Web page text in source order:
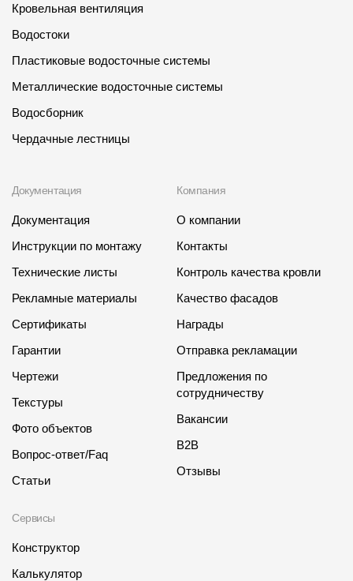
Кровельная вентиляция
Водостоки
Пластиковые водосточные системы
Металлические водосточные системы
Водосборник
Чердачные лестницы
Документация
Документация
Инструкции по монтажу
Технические листы
Рекламные материалы
Сертификаты
Гарантии
Чертежи
Текстуры
Фото объектов
Вопрос-ответ/Faq
Статьи
Сервисы
Конструктор
Калькулятор
Компания
О компании
Контакты
Контроль качества кровли
Качество фасадов
Награды
Отправка рекламации
Предложения по
сотрудничеству
Вакансии
B2B
Отзывы